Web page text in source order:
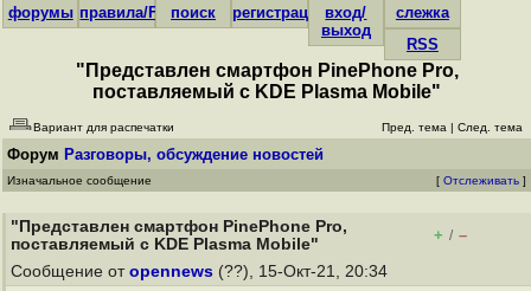
форумы правила/FAQпоиск регистрациявход/
выход
слежка
RSS
"Представлен смартфон PinePhone Pro,
поставляемый с KDE Plasma Mobile"
Вариант для распечатки Пред. тема | След. тема
Форум Разговоры, обсуждение новостей
Изначальное сообщение [ Отслеживать ]
"Представлен смартфон PinePhone Pro,
поставляемый с KDE Plasma Mobile"
+ / –
Сообщение от opennews (??), 15-Окт-21, 20:34